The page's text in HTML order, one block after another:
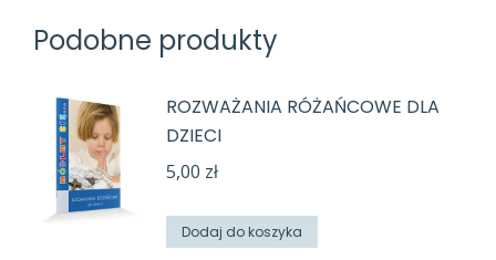
Podobne produkty
ROZWAŻANIA RÓŻAŃCOWE DLA
DZIECI
5,00 zł
Dodaj do koszyka